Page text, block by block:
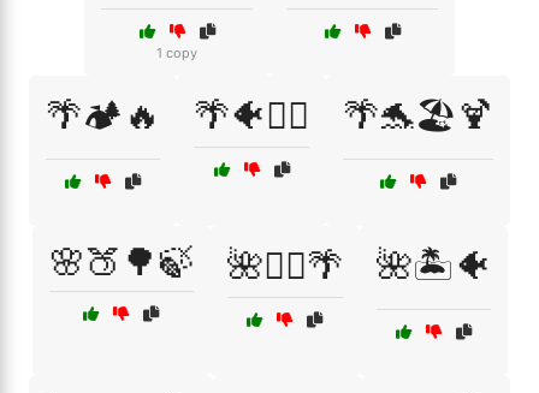
1 copy
🌴🏕️🔥 🌴🐠🏄‍♀️ 🌴🐬🏖️🍹
🌸🍑🌳🍃 🌺🏄‍♂️🌴 🌺🏝️🐠